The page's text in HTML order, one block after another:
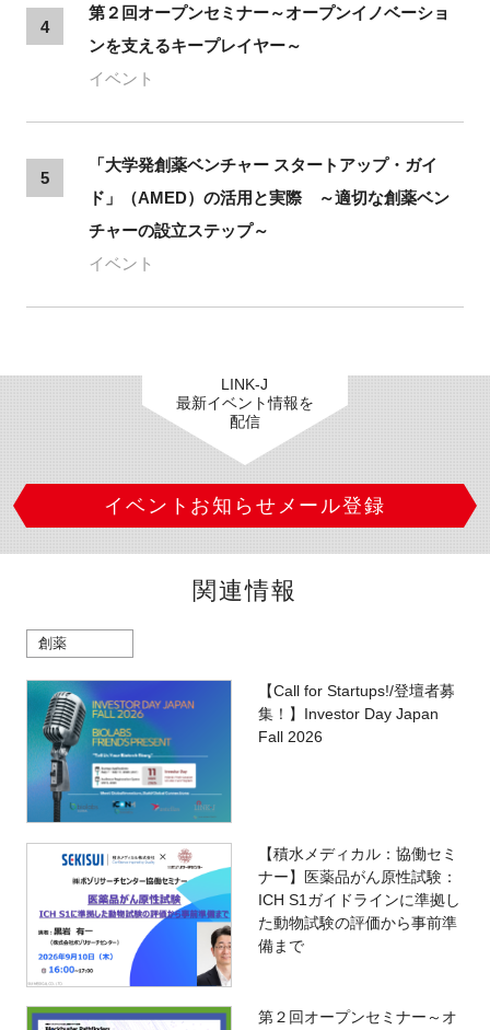
4
第２回オープンセミナー～オープンイノベーショ
ンを支えるキープレイヤー～
イベント
5
「大学発創薬ベンチャー スタートアップ・ガイ
ド」（AMED）の活用と実際 ～適切な創薬ベン
チャーの設立ステップ～
イベント
LINK-J
最新イベント情報を
配信
イベントお知らせメール登録
関連情報
創薬
【Call for Startups!/登壇者募
集！】Investor Day Japan
Fall 2026
【積水メディカル：協働セミ
ナー】医薬品がん原性試験：
ICH S1ガイドラインに準拠し
た動物試験の評価から事前準
備まで
第２回オープンセミナー～オ